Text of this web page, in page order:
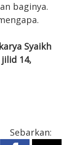
baginya.
Syaikh
14,
Sebarkan: